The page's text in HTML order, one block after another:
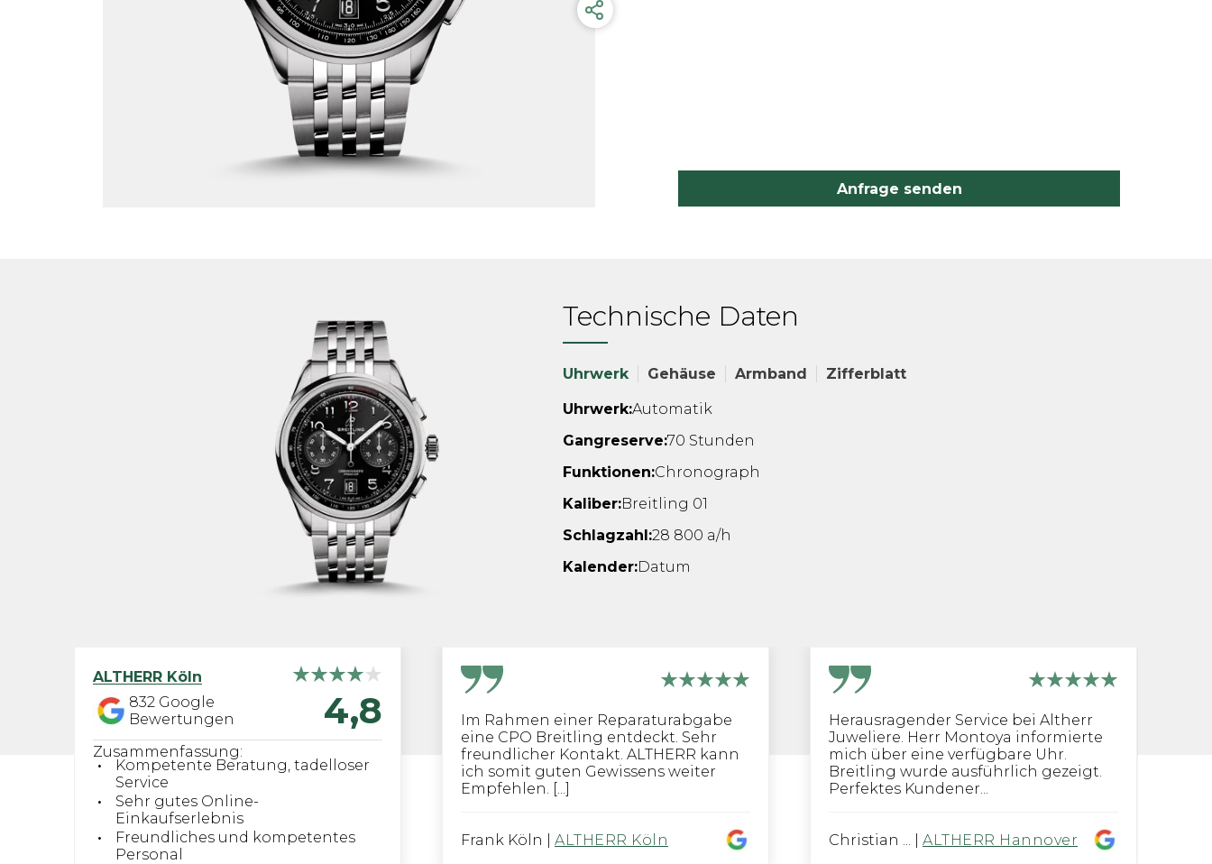
Anfrage senden
Technische Daten
Uhrwerk Gehäuse Armband Zifferblatt
Uhrwerk:Automatik
Gangreserve:70 Stunden
Funktionen:Chronograph
Kaliber:Breitling 01
Schlagzahl:28 800 a/h
Kalender:Datum
ALTHERR Köln
832 Google
Bewertungen
4,8
Zusammenfassung:
Kompetente Beratung, tadelloser
Service
Sehr gutes Online-
Einkaufserlebnis
Freundliches und kompetentes
Personal
Im Rahmen einer Reparaturabgabe
eine CPO Breitling entdeckt. Sehr
freundlicher Kontakt. ALTHERR kann
ich somit guten Gewissens weiter
Empfehlen. [...]
Frank Köln ALTHERR Köln
Herausragender Service bei Altherr
Juweliere. Herr Montoya informierte
mich über eine verfügbare Uhr.
Breitling wurde ausführlich gezeigt.
Perfektes Kundener...
Christian ... ALTHERR Hannover